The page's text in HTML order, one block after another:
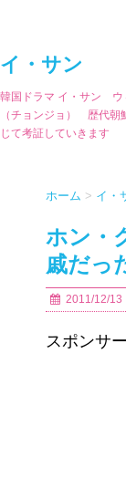
イ・サン
韓国ドラマ イ・サン ウ
（チョンジョ） 歴代朝
じて考証していきます
ホーム > イ・
ホン・
戚だっ
2011/12/13
スポンサ